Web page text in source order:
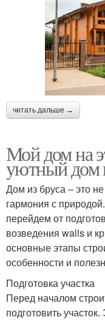
читать дальше →
Мой дом на
уютный дом
Дом из бруса – это
гармония с
перейдем от
возведения walls и
основные этапы
особенности и
Подготовка участка
Перед началом
подготовить